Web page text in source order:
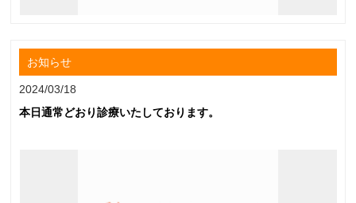
お知らせ
2024/03/18
本日通常どおり診療いたしております。